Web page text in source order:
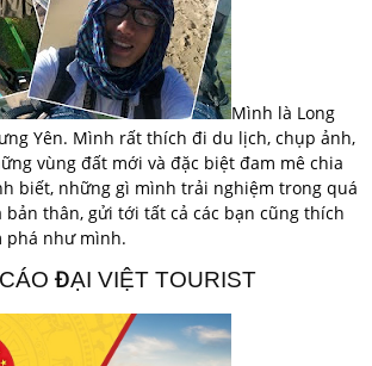
Mình là Long
Yên. Mình rất thích đi du lịch, chụp ảnh,
vùng đất mới và đặc biệt đam mê chia
biết, những gì mình trải nghiệm trong quá
thân, gửi tới tất cả các bạn cũng thích
phá như mình.
ĐẠI VIỆT TOURIST